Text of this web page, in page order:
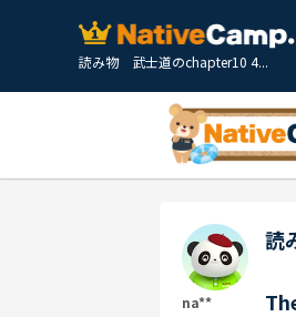
読み物 武士道のchapter10 4...
na**
読